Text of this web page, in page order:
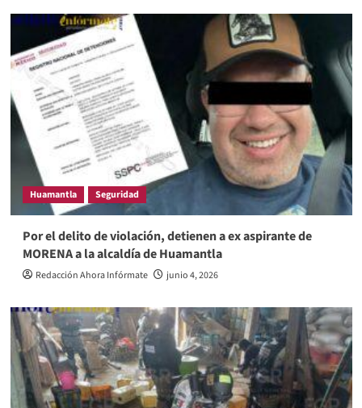
Huamantla Seguridad
Por el delito de violación, detienen a ex aspirante de
MORENA a la alcaldía de Huamantla
Redacción Ahora Infórmate junio 4, 2026